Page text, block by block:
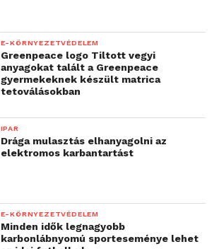
E-KÖRNYEZETVÉDELEM
Greenpeace logo Tiltott vegyi
anyagokat talált a Greenpeace
gyermekeknek készült matrica
tetoválásokban
IPAR
Drága mulasztás elhanyagolni az
elektromos karbantartást
E-KÖRNYEZETVÉDELEM
Minden idők legnagyobb
karbonlábnyomú sporteseménye lehet